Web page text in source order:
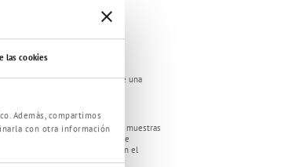
las cookies
Además, compartimos
con otra información
contenido, logo y gráfico de una
a descripciones, gráficos, fotos, muestras
informaciones no se puede
nuestra decisión. Diferencias con el